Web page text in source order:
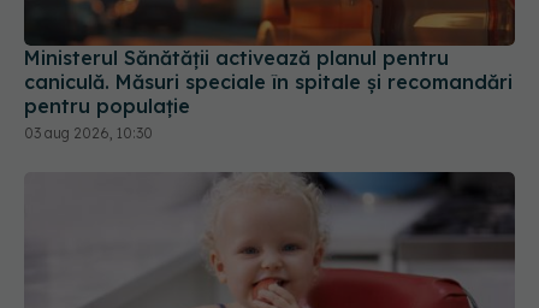
Ministerul Sănătății activează planul pentru
caniculă. Măsuri speciale în spitale și recomandări
pentru populație
03 aug 2026, 10:30